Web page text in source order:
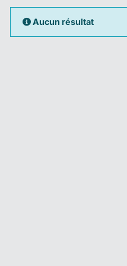
Aucun résultat